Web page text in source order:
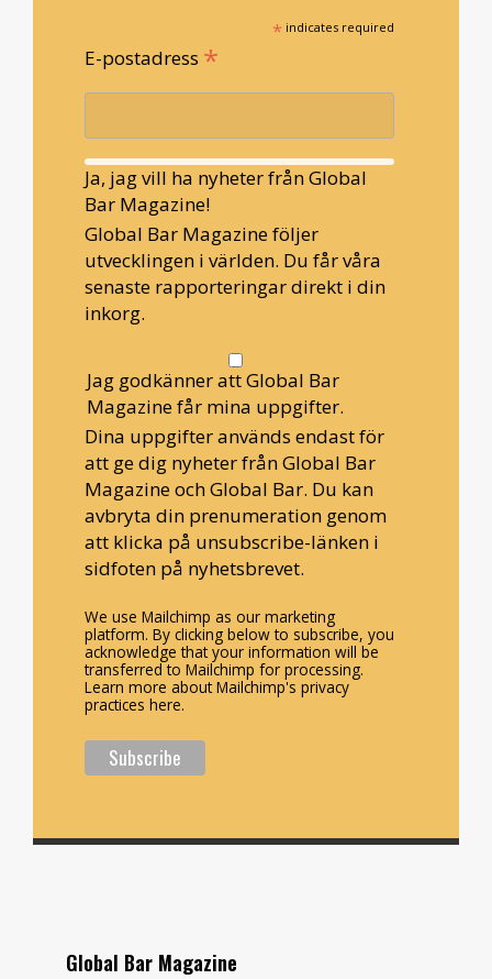
* indicates required
E-postadress *
Ja, jag vill ha nyheter från Global
Bar Magazine!
Global Bar Magazine följer
utvecklingen i världen. Du får våra
senaste rapporteringar direkt i din
inkorg.
Jag godkänner att Global Bar
Magazine får mina uppgifter.
Dina uppgifter används endast för
att ge dig nyheter från Global Bar
Magazine och Global Bar. Du kan
avbryta din prenumeration genom
att klicka på unsubscribe-länken i
sidfoten på nyhetsbrevet.
We use Mailchimp as our marketing
platform. By clicking below to subscribe, you
acknowledge that your information will be
transferred to Mailchimp for processing.
Learn more about Mailchimp's privacy
practices here.
Global Bar Magazine